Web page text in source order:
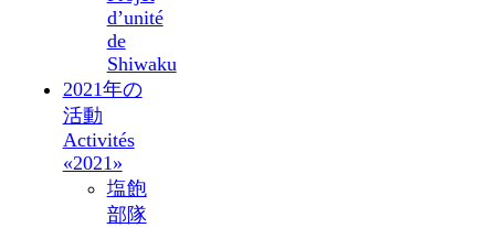
d’unité
de
Shiwaku
2021年の
活動
Activités
«2021»
塩飽
部隊